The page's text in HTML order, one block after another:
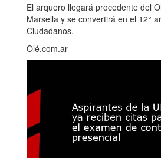
El arquero llegará procedente del
Marsella y se convertirá en el 12°
Ciudadanos.
Olé.com.ar